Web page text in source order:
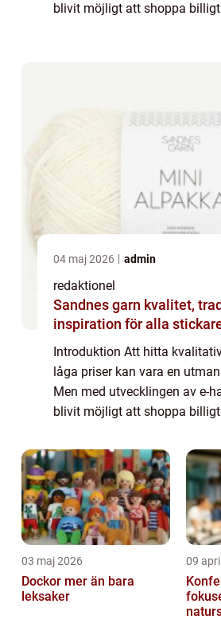
blivit möjligt att shoppa
04 maj 2026 admin
redaktionel
Sandnes garn kvalitet, tradition och
inspiration för alla
Introduktion Att hitta
låga priser kan vara en
Men med utvecklingen av e-
blivit möjligt att shoppa
och möjligheter för alla s...
03 maj 2026
Dockor mer än bara
leksaker
09